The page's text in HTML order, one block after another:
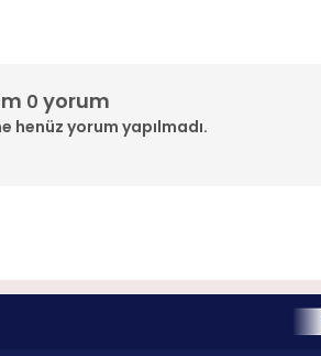
0 yorum
henüz yorum yapılmadı.